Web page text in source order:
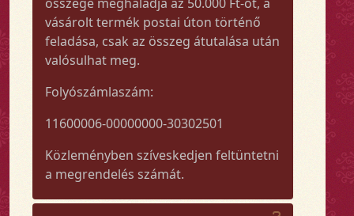
vásárolt termék postai úton történő
feladása, csak az összeg átutalása után
valósulhat meg.
Folyószámlaszám:
11600006-00000000-30302501
Közleményben szíveskedjen feltüntetni
a megrendelés számát.